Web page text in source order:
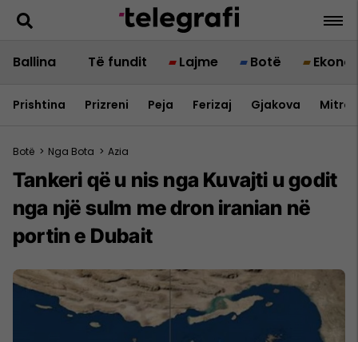
Ballina Të fundit Lajme Botë
Prishtina Prizreni Peja Ferizaj Gjakova
Botë > Nga Bota > Azia
Tankeri që u nis nga Kuvajti u godit
nga një sulm me dron iranian në
portin e Dubait